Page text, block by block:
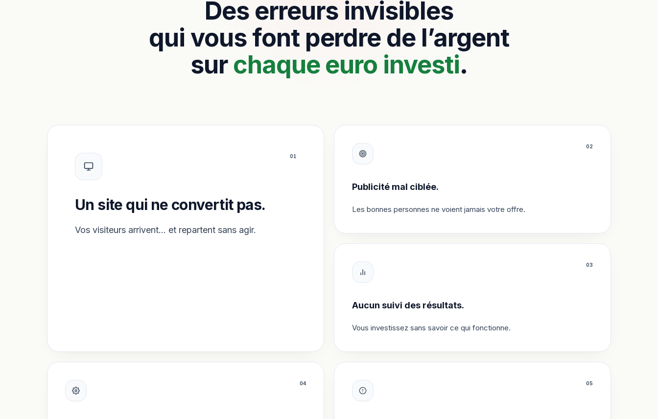
Des erreurs invisibles
qui vous font perdre de l’argent
surchaque euro investi.
01
Un site qui ne convertit pas.
Vos visiteurs arrivent… et repartent sans agir.
02
Publicité mal ciblée.
Les bonnes personnes ne voient jamais votre offre.
03
Aucun suivi des résultats.
Vous investissez sans savoir ce qui fonctionne.
04 05